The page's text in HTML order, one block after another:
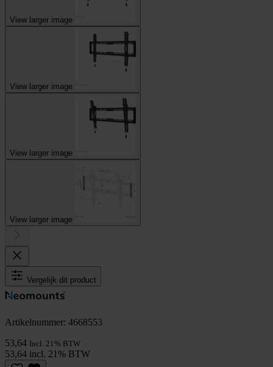
View larger image
View larger image
View larger image
View larger image
Vergelijk dit product
Artikelnummer: 4668553
53,64 Incl. 21% BTW
53,64 incl. 21% BTW